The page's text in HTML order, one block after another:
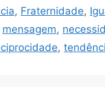
, Fraternidade,
mensagem,
,